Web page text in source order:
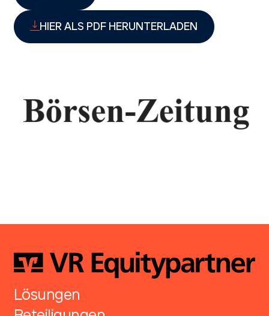
HIER ALS PDF HERUNTERLADEN
Lösungen